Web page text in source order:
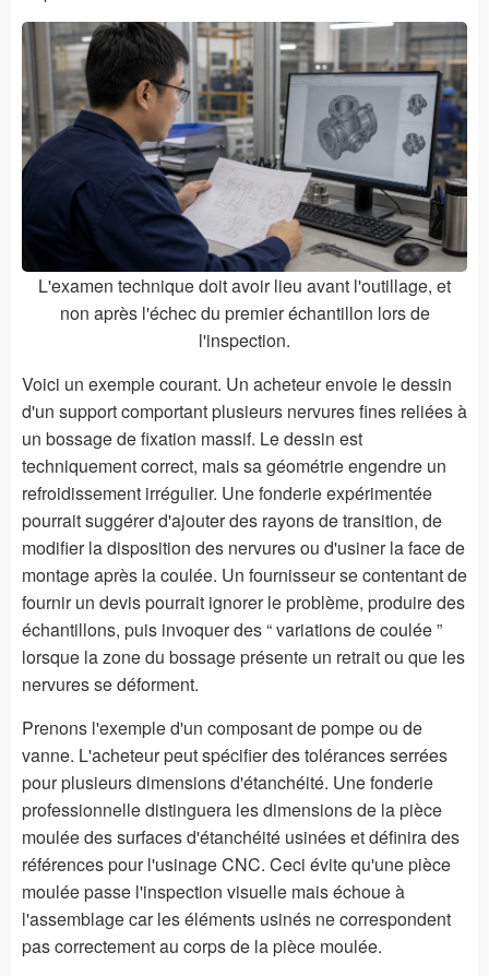
L'examen technique doit avoir lieu avant l'outillage, et
non après l'échec du premier échantillon lors de
l'inspection.
Voici un exemple courant. Un acheteur envoie le dessin
d'un support comportant plusieurs nervures fines reliées à
un bossage de fixation massif. Le dessin est
techniquement correct, mais sa géométrie engendre un
refroidissement irrégulier. Une fonderie expérimentée
pourrait suggérer d'ajouter des rayons de transition, de
modifier la disposition des nervures ou d'usiner la face de
montage après la coulée. Un fournisseur se contentant de
fournir un devis pourrait ignorer le problème, produire des
échantillons, puis invoquer des “ variations de coulée ”
lorsque la zone du bossage présente un retrait ou que les
nervures se déforment.
Prenons l'exemple d'un composant de pompe ou de
vanne. L'acheteur peut spécifier des tolérances serrées
pour plusieurs dimensions d'étanchéité. Une fonderie
professionnelle distinguera les dimensions de la pièce
moulée des surfaces d'étanchéité usinées et définira des
références pour l'usinage CNC. Ceci évite qu'une pièce
moulée passe l'inspection visuelle mais échoue à
l'assemblage car les éléments usinés ne correspondent
pas correctement au corps de la pièce moulée.